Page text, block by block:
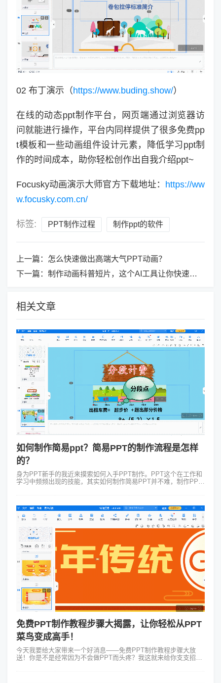
02 布丁演示（ https://www.buding.show/）
在线的动态ppt制作平台，网页端通过浏览器访
问就能进行操作，平台内同样提供了很多免费pp
t模板和一些动画组件设计元素，降低学习ppt制
作的时间成本，助你轻松创作出自我介绍ppt~
Focusky动画演示大师官方下载地址： https://ww
w.focusky.com.cn/
标签: PPT制作过程 制作ppt的软件
上一篇： 怎么快速做出高端大气PPT动画？
下一篇： 制作动画科普短片，这个AI工具让你快速出片！
相关文章
如何制作简易ppt？简易PPT的制作流程是怎样
的？
身为PPT新手的我近来摸索如何入手PPT制作。PPT这个在工作和
学习中频频出现的技能，其实如何制作简易PPT并不难，制作PPT
免费PPT制作教程步骤大揭露，让你轻松从PPT
菜鸟变成高手！
今天我要给大家带来一个好消息——免费PPT制作教程步骤大放
送！你是不是经常因为不会做PPT而头疼？我这就来给你支支招，